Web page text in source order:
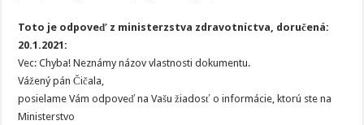
Toto je odpoveď z ministerzstva zdravotníctva, doručená:
20.1.2021:
Vec: Chyba! Neznámy názov vlastnosti dokumentu.
Vážený pán Čičala,
posielame Vám odpoveď na Vašu žiadosť o informácie, ktorú ste na
Ministerstvo